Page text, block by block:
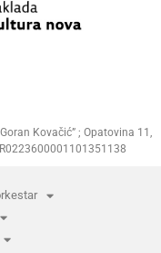
Kovačić” ; Opatovina 11,